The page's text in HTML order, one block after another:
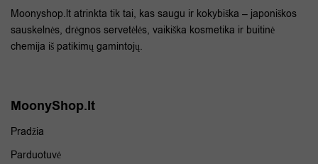
MoonyShop.lt
Pradžia
Parduotuvė
Moonyshop.lt atrinkta tik tai, kas saugu ir kokybiška – japoniškos
sauskelnės, drėgnos servetėlės, vaikiška kosmetika ir buitinė
chemija iš patikimų gamintojų.